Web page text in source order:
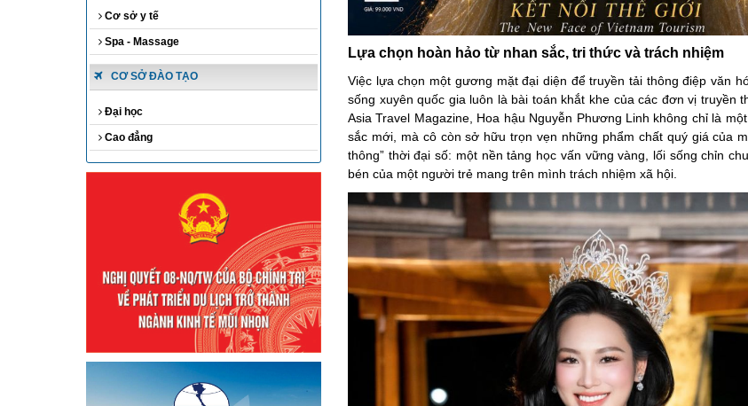
Cơ sở y tế
Spa - Massage
CƠ SỞ ĐÀO TẠO
Đại học
Cao đẳng
Lựa chọn hoàn hảo từ nhan sắc, tri thức và trách nhiệm
Việc lựa chọn một gương mặt đại diện để truyền tải thông điệp văn
sống xuyên quốc gia luôn là bài toán khắt khe của các đơn vị truyền
Asia Travel Magazine, Hoa hậu Nguyễn Phương Linh không chỉ là
sắc mới, mà cô còn sở hữu trọn vẹn những phẩm chất quý giá của
thông” thời đại số: một nền tảng học vấn vững vàng, lối sống chỉn
bén của một người trẻ mang trên mình trách nhiệm xã hội.